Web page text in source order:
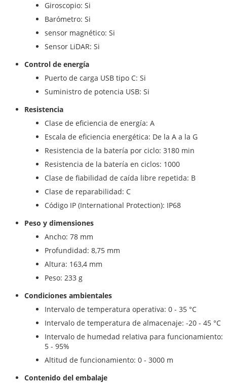
Giroscopio: Si
Barómetro: Si
sensor magnético: Si
Sensor LiDAR: Si
Control de energía
Puerto de carga USB tipo C: Si
Suministro de potencia USB: Si
Resistencia
Clase de eficiencia de energía: A
Escala de eficiencia energética: De la A a la G
Resistencia de la batería por ciclo: 3180 min
Resistencia de la batería en ciclos: 1000
Clase de fiabilidad de caída libre repetida: B
Clase de reparabilidad: C
Código IP (International Protection): IP68
Peso y dimensiones
Ancho: 78 mm
Profundidad: 8,75 mm
Altura: 163,4 mm
Peso: 233 g
Condiciones ambientales
Intervalo de temperatura operativa: 0 - 35 °C
Intervalo de temperatura de almacenaje: -20 - 45 °C
Intervalo de humedad relativa para funcionamiento:
5 - 95%
Altitud de funcionamiento: 0 - 3000 m
Contenido del embalaje